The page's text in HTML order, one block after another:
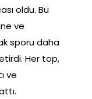
oldu. Bu
ve
sporu daha
Her top,
ve